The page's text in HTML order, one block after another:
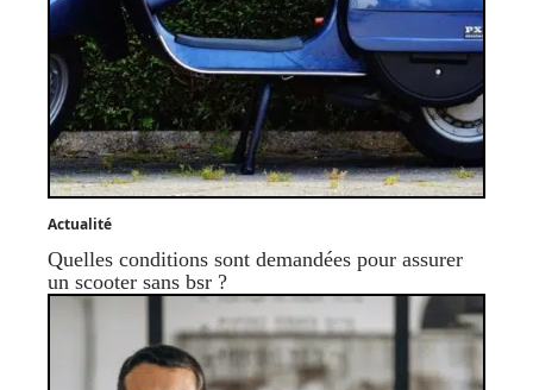
Actualité
Quelles conditions sont demandées pour assurer
un scooter sans bsr ?